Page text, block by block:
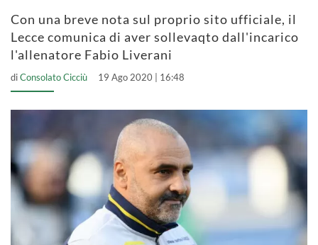
Con una breve nota sul proprio sito ufficiale, il
Lecce comunica di aver sollevaqto dall'incarico
l'allenatore Fabio Liverani
diConsolato Cicciù 19 Ago 2020 | 16:48